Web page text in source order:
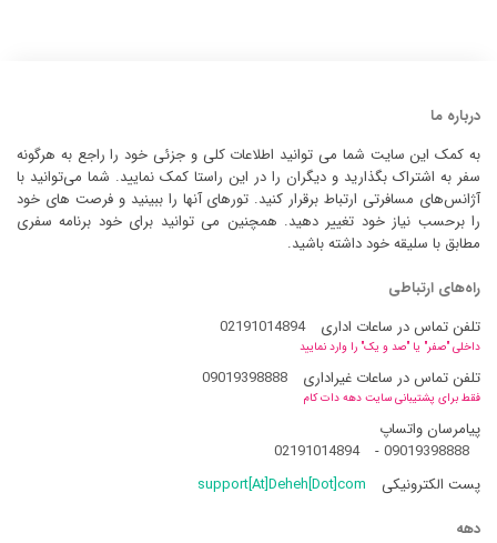
درباره ما
به کمک این سایت شما می توانید اطلاعات کلی و جزئی خود را راجع به هرگونه
سفر به اشتراک بگذارید و دیگران را در این راستا کمک نمایید. شما می‌توانید با
آژانس‌های مسافرتی ارتباط برقرار کنید. تورهای آنها را ببینید و فرصت های خود
را برحسب نیاز خود تغییر دهید. همچنین می توانید برای خود برنامه سفری
مطابق با سلیقه خود داشته باشید.
راه‌های ارتباطی
تلفن تماس در ساعات اداری
02191014894
داخلی "صفر" یا "صد و یک" را وارد نمایید
تلفن تماس در ساعات غیراداری 09019398888
فقط برای پشتیبانی سایت دهه دات کام
پیامرسان واتساپ
09019398888
-
02191014894
پست الکترونیکی
support[At]Deheh[Dot]com
دهه